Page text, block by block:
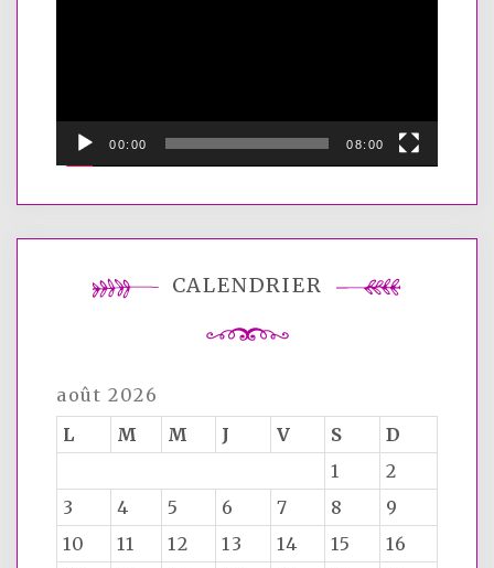
00:00 08:00
CALENDRIER
août 2026
L
M M J V S
D
1
2
3
4 5 6 7 8
9
10
11 12 13 14 15
16